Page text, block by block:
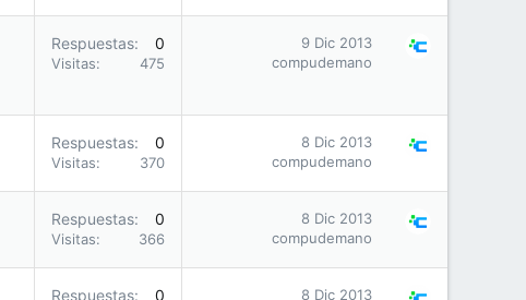
Respuestas 0
Visitas 475
9 Dic 2013
compudemano
Respuestas 0
Visitas 370
8 Dic 2013
compudemano
Respuestas 0
Visitas 366
8 Dic 2013
compudemano
Respuestas 0
8 Dic 2013